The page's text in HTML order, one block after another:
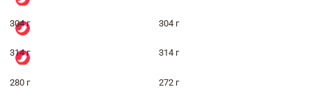
304 г 304 г
314 г 314 г
280 г 272 г